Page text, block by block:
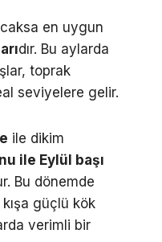
en uygun
dır. Bu aylarda
toprak
seviyelere gelir.
ile dikim
ile Eylül başı
Bu dönemde
güçlü kök
verimli bir